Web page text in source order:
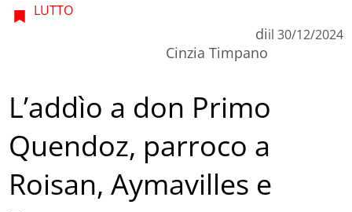
LUTTO
di
Cinzia Timpano
il 30/12/2024
L’addìo a don Primo
Quendoz, parroco a
Roisan, Aymavilles e